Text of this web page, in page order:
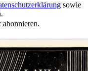
sowie